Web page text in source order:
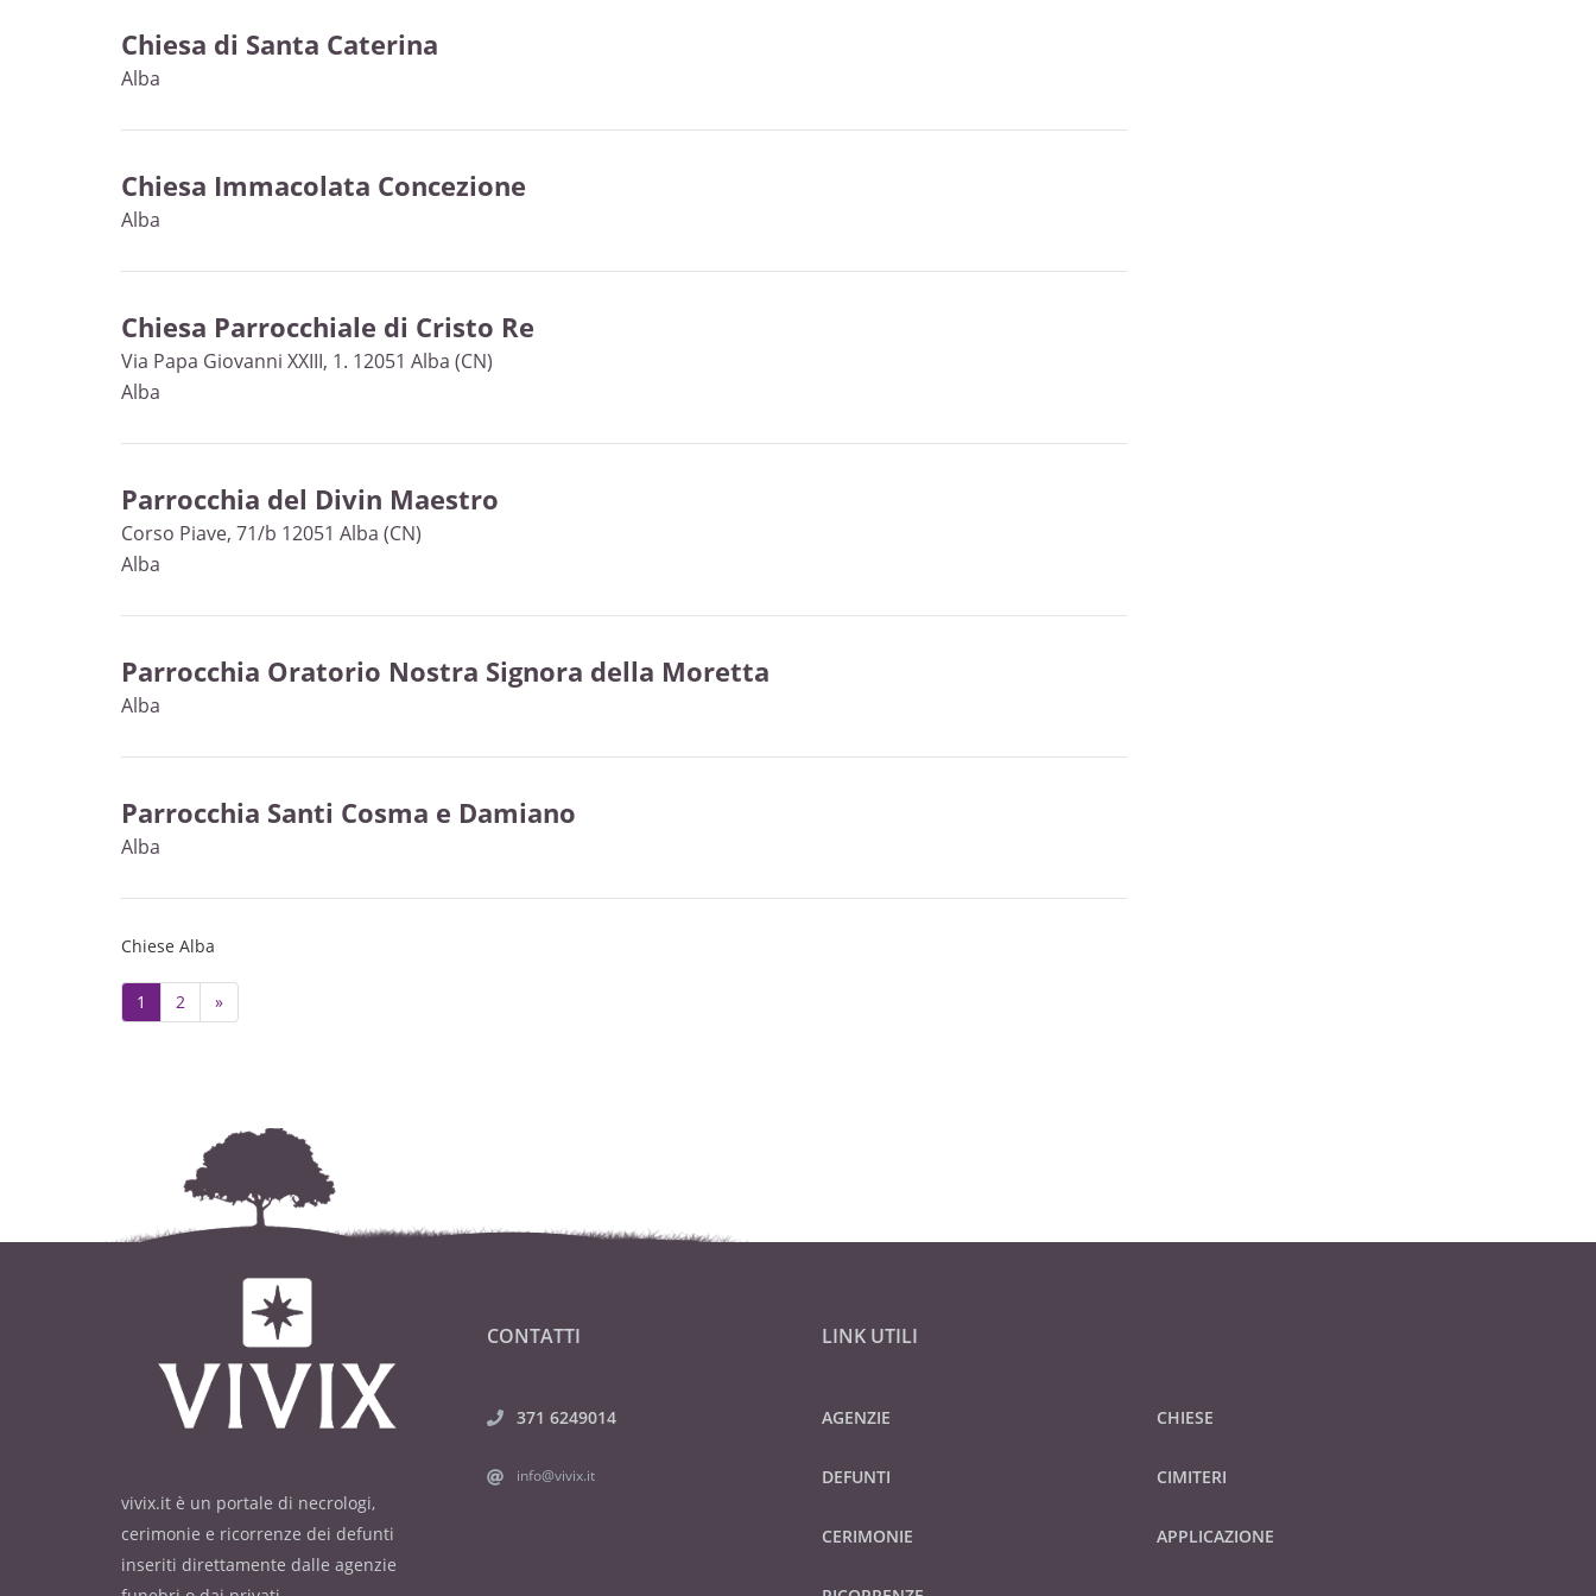
Chiesa di Santa Caterina
Alba
Chiesa Immacolata Concezione
Alba
Chiesa Parrocchiale di Cristo Re
Via Papa Giovanni XXIII, 1. 12051 Alba (CN)
Alba
Parrocchia del Divin Maestro
Corso Piave, 71/b 12051 Alba (CN)
Alba
Parrocchia Oratorio Nostra Signora della Moretta
Alba
Parrocchia Santi Cosma e Damiano
Alba
Chiese Alba
1 2 »Next
vivix.it è un portale di necrologi,
cerimonie e ricorrenze dei defunti
inseriti direttamente dalle agenzie
CONTATTI
371 6249014
info@vivix.it
LINK UTILI
AGENZIE
DEFUNTI
CERIMONIE
CHIESE
CIMITERI
APPLICAZIONE